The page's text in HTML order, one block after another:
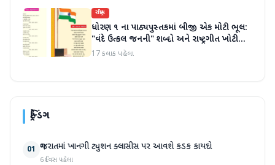
રાષ્ટ્રીય
ધોરણ ૧ ના પાઠ્યપુસ્તકમાં બીજી એક મોટી ભૂલ:
"વંદે ઉત્કલ જનની" શબ્દો અને રાષ્ટ્રગીત ખોટી
રીતે છાપવામાં આવ્યા
17 કલાક પહેલા
ટ્રેન્ડિંગ
01 ગુજરાતમાં ખાનગી ટ્યુશન ક્લાસીસ પર આવશે કડક કાયદો
6 દિવસ પહેલા